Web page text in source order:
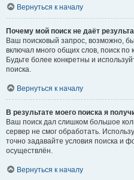
Вернуться к началу
Почему мой поиск не даёт
Ваш поисковый запрос, возможно,
включал много общих слов, поиск
Будьте более конкретны и
поиска.
Вернуться к началу
В результате моего поиска я
Ваш поиск дал слишком большое
сервер не смог обработать.
точно задавайте условия поиска и
осуществлён.
Вернуться к началу